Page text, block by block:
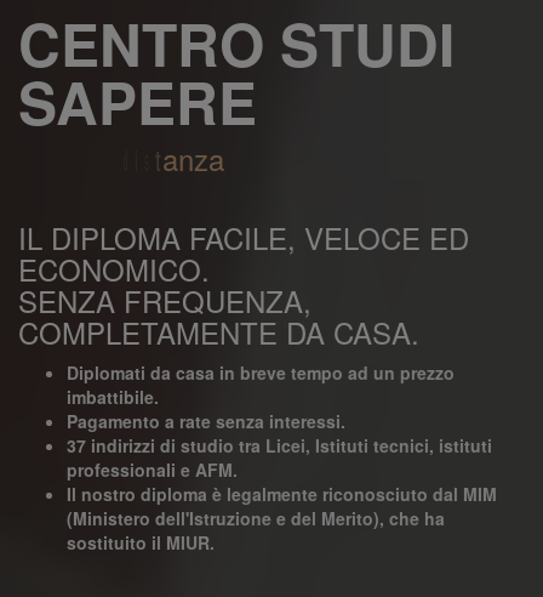
CENTRO STUDI
SAPERE
IL DIPLOMA FACILE, VELOCE ED
ECONOMICO.
SENZA FREQUENZA,
COMPLETAMENTE DA CASA.
Diplomati da casa in breve tempo ad un prezzo
imbattibile.
Pagamento a rate senza interessi.
37 indirizzi di studio tra Licei, Istituti tecnici, istituti
professionali e AFM.
Il nostro diploma è legalmente riconosciuto dal MIM
(Ministero dell'Istruzione e del Merito), che ha
sostituito il MIUR.